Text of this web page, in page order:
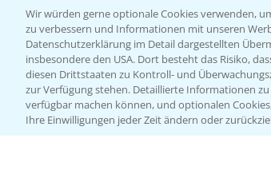
Wir würden gerne optionale Cookies verwenden,
zu verbessern und Informationen mit unseren
Datenschutzerklärung im Detail dargestellten
insbesondere den USA. Dort besteht das Risiko,
diesen Drittstaaten zu Kontroll- und
zur Verfügung stehen. Detaillierte Informationen
verfügbar machen können, und optionalen
Ihre Einwilligungen jeder Zeit ändern oder